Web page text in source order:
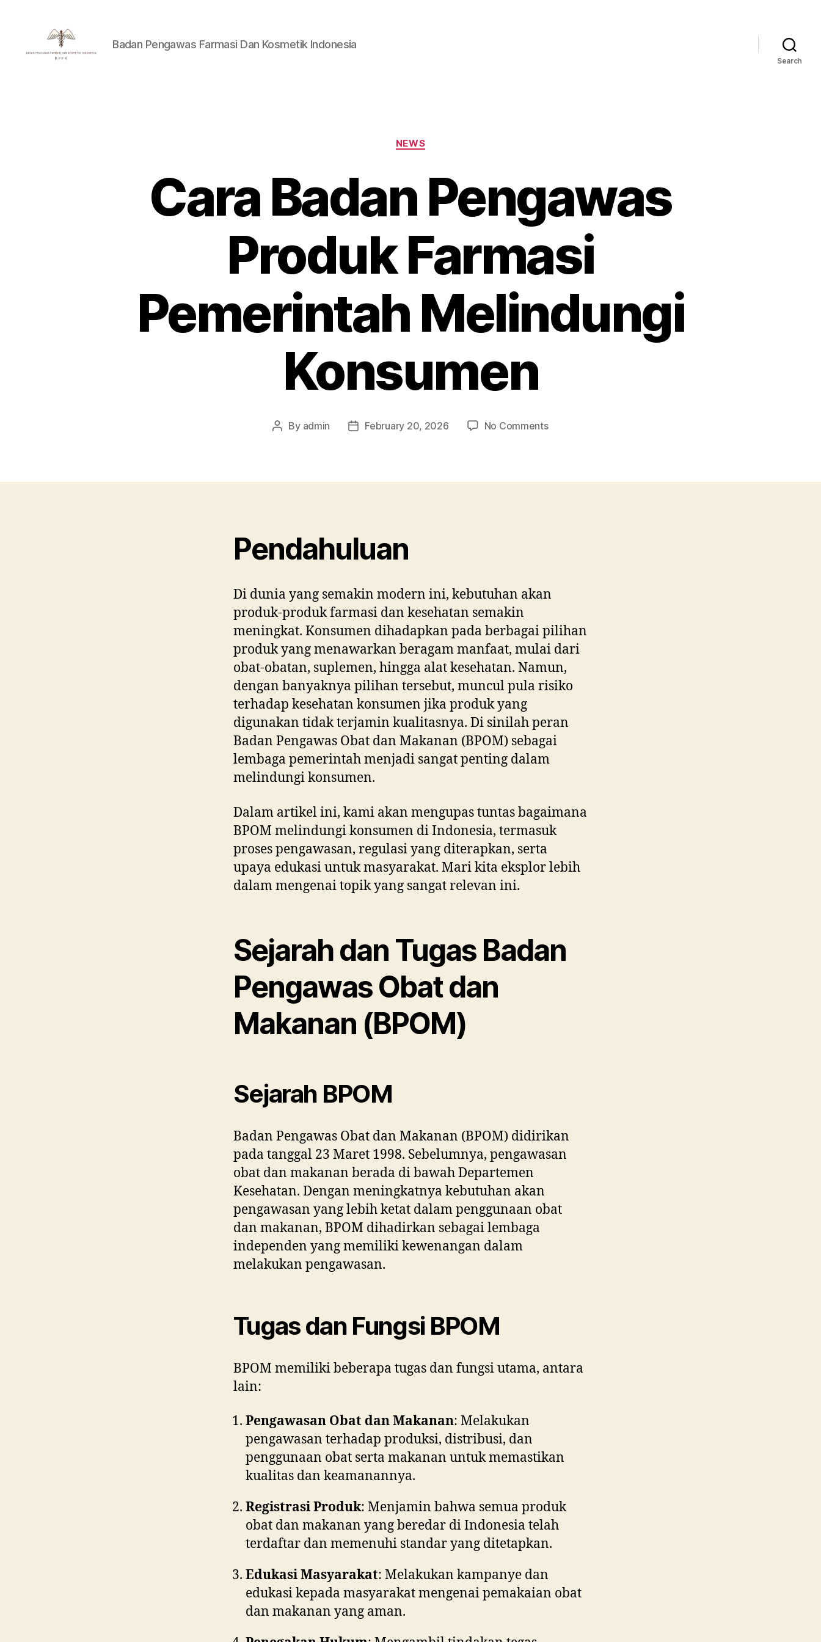
Badan Pengawas Farmasi Dan Kosmetik Indonesia
Search
Categories
NEWS
Cara Badan Pengawas
Produk Farmasi
Pemerintah Melindungi
Konsumen
Post
By admin
PostFebruary 20, 2026 No Commentson
Produk
Pendahuluan
Di dunia yang semakin modern ini, kebutuhan akan
produk-produk farmasi dan kesehatan semakin
meningkat. Konsumen dihadapkan pada berbagai pilihan
produk yang menawarkan beragam manfaat, mulai dari
obat-obatan, suplemen, hingga alat kesehatan. Namun,
dengan banyaknya pilihan tersebut, muncul pula risiko
terhadap kesehatan konsumen jika produk yang
digunakan tidak terjamin kualitasnya. Di sinilah peran
Badan Pengawas Obat dan Makanan (BPOM) sebagai
lembaga pemerintah menjadi sangat penting dalam
melindungi konsumen.
Dalam artikel ini, kami akan mengupas tuntas bagaimana
BPOM melindungi konsumen di Indonesia, termasuk
proses pengawasan, regulasi yang diterapkan, serta
upaya edukasi untuk masyarakat. Mari kita eksplor lebih
dalam mengenai topik yang sangat relevan ini.
Sejarah dan Tugas Badan
Pengawas Obat dan
Makanan (BPOM)
Sejarah BPOM
Badan Pengawas Obat dan Makanan (BPOM) didirikan
pada tanggal 23 Maret 1998. Sebelumnya, pengawasan
obat dan makanan berada di bawah Departemen
Kesehatan. Dengan meningkatnya kebutuhan akan
pengawasan yang lebih ketat dalam penggunaan obat
dan makanan, BPOM dihadirkan sebagai lembaga
independen yang memiliki kewenangan dalam
melakukan pengawasan.
Tugas dan Fungsi BPOM
BPOM memiliki beberapa tugas dan fungsi utama, antara
lain:
Pengawasan Obat dan Makanan: Melakukan
pengawasan terhadap produksi, distribusi, dan
penggunaan obat serta makanan untuk memastikan
kualitas dan keamanannya.
Registrasi Produk: Menjamin bahwa semua produk
obat dan makanan yang beredar di Indonesia telah
terdaftar dan memenuhi standar yang ditetapkan.
Edukasi Masyarakat: Melakukan kampanye dan
edukasi kepada masyarakat mengenai pemakaian obat
dan makanan yang aman.